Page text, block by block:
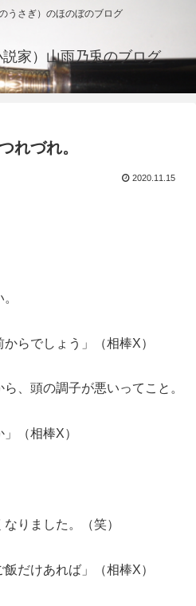
うさぎ）のほのぼのブログ
家）山雨乃兎のブログ
れづれ。
2020.11.15
らでしょう」（相棒X）
、頭の調子が悪いってこと。
（相棒X）
りました。（笑）
だけあれば」（相棒X）